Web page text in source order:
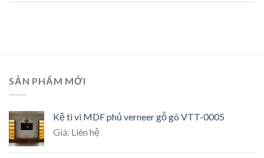
SẢN PHẨM MỚI
Kệ ti vi MDF phủ verneer gỗ gõ VTT-0005
Giá: Liên hệ